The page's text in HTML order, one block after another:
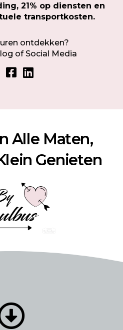
21% op diensten en
transportkosten.
ontdekken?
of Social Media
Alle Maten,
Genieten